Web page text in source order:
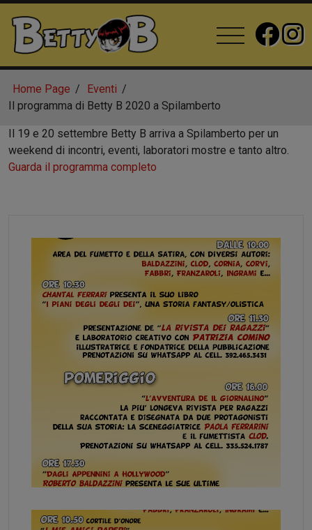
Home Page
Eventi
Il programma di Betty B 2020 a Spilamberto
Il 19 e 20 settembre Betty B arriva a Spilamberto per un
weekend di incontri, eventi, laboratori mostre e tanto altro.
Guarda il programma completo